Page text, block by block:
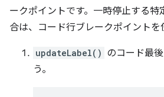
ークポイントです。一時停止する特
合は、コード行ブレークポイントを
updateLabel() のコード最
う。